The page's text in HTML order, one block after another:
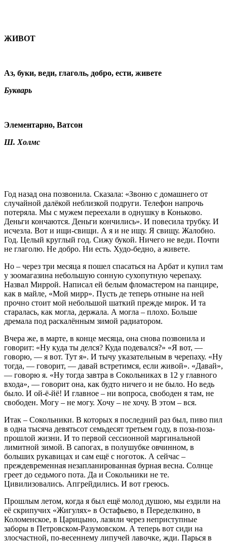
ЖИВОТ
Аз, буки, веди, глаголь, добро, ести, живете
Букварь
Элементарно, Ватсон
Ш. Холмс
Год назад она позвонила. Сказала: «Звоню с домашнего от
случайной далёкой неблизкой подруги. Телефон напрочь
потеряла. Мы с мужем переехали в однушку в Коньково.
Деньги кончаются. Деньги кончились». И повесила трубку. И
исчезла. Вот и ищи-свищи. А я и не ищу. Я свищу. Жалобно.
Год. Целый круглый год. Сижу букой. Ничего не веди. Почти
не глаголю. Не добро. Ни есть. Худо-бедно, а живете.
Но – через три месяца я пошел спасаться на Арбат и купил там
у зоомагазина небольшую сонную сухопутную черепаху.
Назвал Миррой. Написал ей белым фломастером на панцире,
как в майле, «Мой мирр». Пусть де теперь отныне на ней
прочно стоит мой небольшой шаткий прежде мирок. И та
старалась, как могла, держала. А могла – плохо. Больше
дремала под раскалённым зимой радиатором.
Вчера же, в марте, в конце месяца, она снова позвонила и
говорит: «Ну куда ты делся? Куда подевался?» «Я вот, —
говорю, — я вот. Тут я». И тычу указательным в черепаху. «Ну
тогда, — говорит, — давай встретимся, если живой». «Давай»,
— говорю я. «Ну тогда завтра в Сокольниках в 12 у главного
входа», — говорит она, как будто ничего и не было. Но ведь
было. И ой-ё-йё! И главное – ни вопроса, свободен я там, не
свободен. Могу – не могу. Хочу – не хочу. В этом – вся.
Итак – Сокольники. В которых я последний раз был, пиво пил
в одна тысяча девятьсот семьдесят третьем году, в поза-поза-
прошлой жизни. И то первой сессионной маргинальной
лимитной зимой. В сапогах, в полушубке овчинном, в
больших рукавицах и сам ещё с ноготок. А сейчас –
преждевременная незапланированная бурная весна. Солнце
греет до седьмого пота. Да и Сокольники не те.
Цивилизовались. Апгрейдились. И вот греюсь.
Прошлым летом, когда я был ещё молод душою, мы ездили на
её скрипучих «Жигулях» в Остафьево, в Переделкино, в
Коломенское, в Царицыно, лазили через неприступные
заборы в Петровском-Разумовском. А теперь вот сиди на
злосчастной, по-весеннему липучей лавочке, жди. Парься в